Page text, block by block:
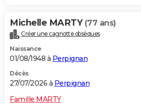
Michelle MARTY (77 ans)
Créer une cagnotte obsèques
Naissance
01/08/1948 à Perpignan
Décès
27/07/2026 à Perpignan
Famille MARTY